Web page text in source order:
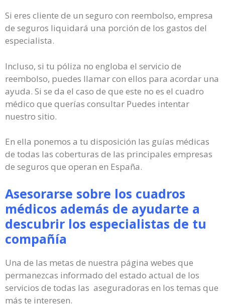
Si eres cliente de un seguro con reembolso, empresa
de seguros liquidará una porción de los gastos del
especialista.
Incluso, si tu póliza no engloba el servicio de
reembolso, puedes llamar con ellos para acordar una
ayuda. Si se da el caso de que este no es el cuadro
médico que querías consultar Puedes intentar
nuestro sitio.
En ella ponemos a tu disposición las guías médicas
de todas las coberturas de las principales empresas
de seguros que operan en España.
Asesorarse sobre los cuadros
médicos además de ayudarte a
descubrir los especialistas de tu
compañía
Una de las metas de nuestra página webes que
permanezcas informado del estado actual de los
servicios de todas las aseguradoras en los temas que
más te interesen.